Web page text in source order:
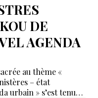
DE
AGENDA
au thème «
– état
urbain » s’est tenue